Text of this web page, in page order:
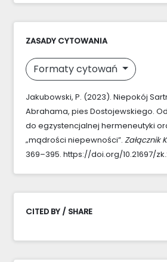
ZASADY CYTOWANIA
Formaty cytowań
Jakubowski, P. (2023). Niepokój
Abrahama, pies Dostojewskiego.
do egzystencjalnej hermeneutyki
„mądrości niepewności”. Załącznik
369–395. https://doi.org/10.21697/
CITED BY / SHARE